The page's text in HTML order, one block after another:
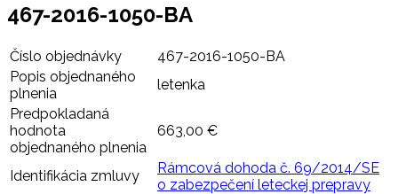
467-2016-1050-BA
Číslo objednávky
467-2016-1050-BA
Popis objednaného
plnenia
letenka
Predpokladaná
hodnota
objednaného plnenia
663,00 €
Identifikácia zmluvy
Rámcová dohoda č. 69/2014/SE
o zabezpečení leteckej prepravy